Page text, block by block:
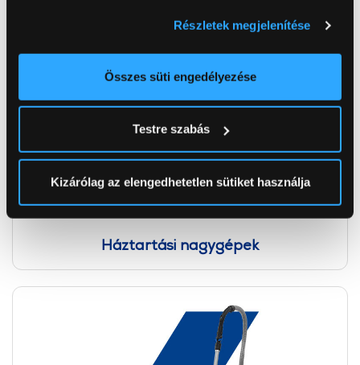
elhelyezkedéséről pár méteres pontossággal
Az Ön készülékén beazonosítása annak konkrét
módjairól és adja meg preferenciáit aRészletek
pontban. Bármikor módosíthatja vagy visszavonhatja a
Sütinyilatkozathoz való hozzájárulását.
cookie-k személyazonosítására nem alkalmasak,
szolgáltatásaink biztosításához szükségesek. Az oldal
használatával Ön elfogadja a cookie-k használatát.
ésAdatvédelem
Részletek megjelenítése
Összes süti engedélyezése
Testre szabás
Kizárólag az elengedhetetlen sütiket használja
Háztartási nagygépek